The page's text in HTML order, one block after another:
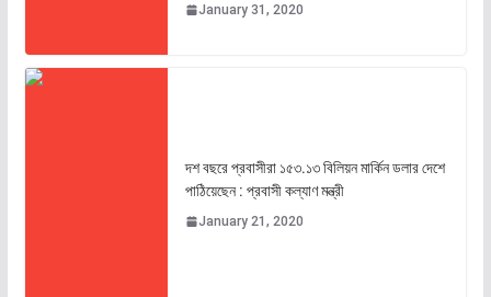
January 31, 2020
দশ বছরে প্রবাসীরা ১৫৩.১৩ বিলিয়ন মার্কিন ডলার দেশে
পাঠিয়েছেন : প্রবাসী কল্যাণ মন্ত্রী
January 21, 2020